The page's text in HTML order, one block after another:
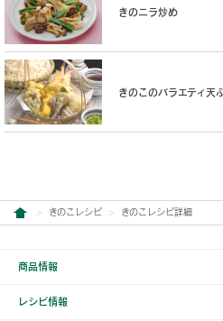
きのニラ炒め
きのこのバラエティ天
きのこレシピ きのこレシピ詳細
商品情報
レシピ情報